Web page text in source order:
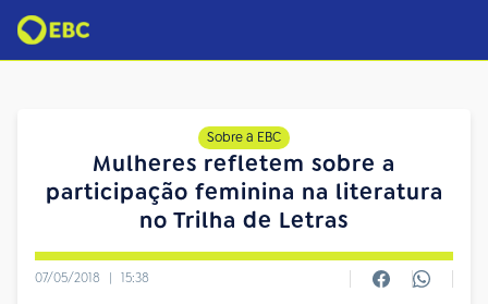
Sobre a EBC
Mulheres refletem sobre a
participação feminina na literatura
no Trilha de Letras
07/05/2018 | 15:38